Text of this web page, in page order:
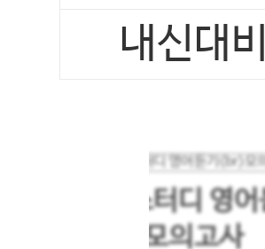
내신대비
메가스터디 영어
모의고사